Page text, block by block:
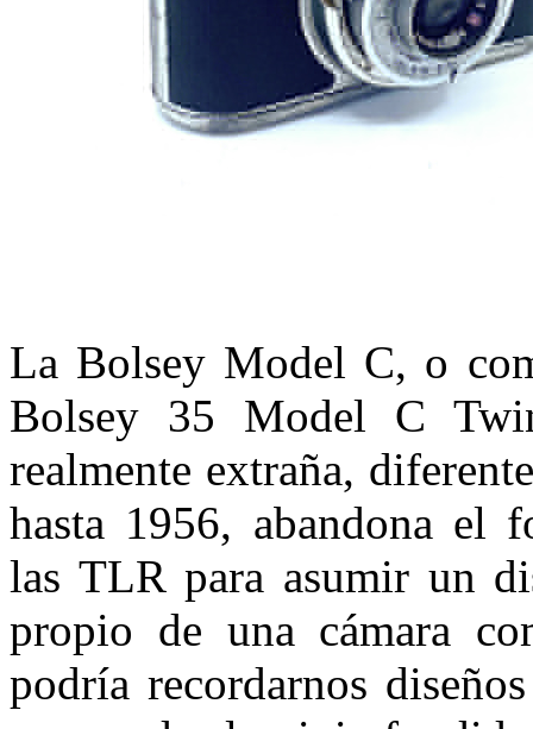
La Bolsey Model C, o
Bolsey 35 Model C
realmente extraña,
hasta 1956, abandona el
las TLR para asumir un
propio de una cámara
podría recordarnos